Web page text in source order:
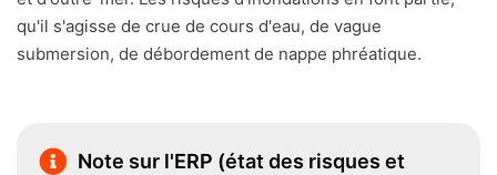
qu'il s'agisse de crue de cours d'eau, de vague
submersion, de débordement de nappe phréatique.
Note sur l'ERP (état des risques et